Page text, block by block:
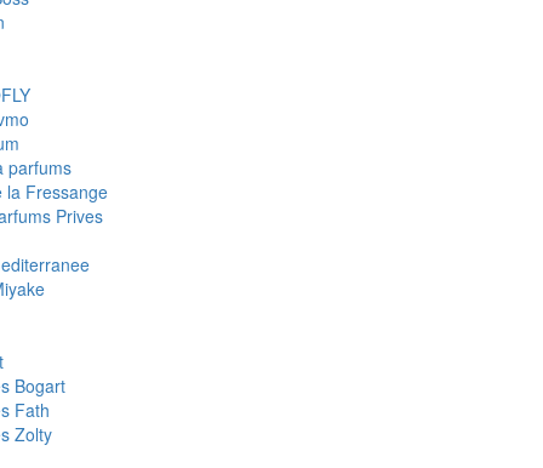
parfums
la Fressange
Prives
Bogart
Fath
Zolty